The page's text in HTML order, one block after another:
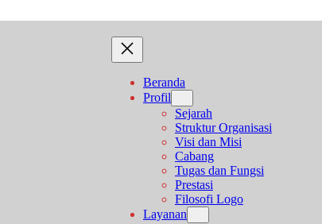
Beranda
Profil
Sejarah
Struktur Organisasi
Visi dan Misi
Cabang
Tugas dan Fungsi
Prestasi
Filosofi Logo
Layanan